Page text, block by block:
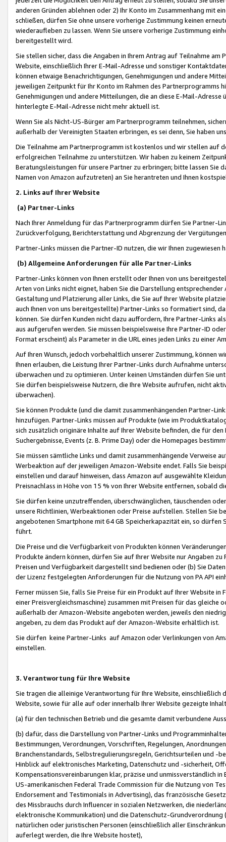
anderen Gründen ablehnen oder 2) Ihr Konto im Zusammenhang mit
schließen, dürfen Sie ohne unsere vorherige Zustimmung keinen
wiederaufleben zu lassen. Wenn Sie unsere vorherige Zustimmung
bereitgestellt wird.
Sie stellen sicher, dass die Angaben in Ihrem Antrag auf Teilnahme
Website, einschließlich Ihrer E-Mail-Adresse und sonstiger
können etwaige Benachrichtigungen, Genehmigungen und andere
jeweiligen Zeitpunkt für Ihr Konto im Rahmen des Partnerprogramms
Genehmigungen und andere Mitteilungen, die an diese E-Mail-
hinterlegte E-Mail-Adresse nicht mehr aktuell ist.
Wenn Sie als Nicht-US-Bürger am Partnerprogramm teilnehmen,
außerhalb der Vereinigten Staaten erbringen, es sei denn, Sie haben
Die Teilnahme am Partnerprogramm ist kostenlos und wir stellen auf
erfolgreichen Teilnahme zu unterstützen. Wir haben zu keinem
Beratungsleistungen für unsere Partner zu erbringen; bitte lassen Sie
Namen von Amazon aufzutreten) an Sie herantreten und Ihnen
2. Links auf Ihrer Website
(a) Partner-Links
Nach Ihrer Anmeldung für das Partnerprogramm dürfen Sie Partner-
Zurückverfolgung, Berichterstattung und Abgrenzung der
Partner-Links müssen die Partner-ID nutzen, die wir Ihnen zugewiesen
(b) Allgemeine Anforderungen für alle Partner-Links
Partner-Links können von Ihnen erstellt oder Ihnen von uns
Arten von Links nicht eignet, haben Sie die Darstellung
Gestaltung und Platzierung aller Links, die Sie auf Ihrer Website
auch Ihnen von uns bereitgestellte) Partner-Links so formatiert sind,
können. Sie dürfen Kunden nicht dazu auffordern, Ihre Partner-Links
aus aufgerufen werden. Sie müssen beispielsweise Ihre Partner-ID
Format erscheint) als Parameter in die URL eines jeden Links zu einer
Auf Ihren Wunsch, jedoch vorbehaltlich unserer Zustimmung, können
Ihnen erlauben, die Leistung Ihrer Partner-Links durch Aufnahme
überwachen und zu optimieren. Unter keinen Umständen dürfen Sie
Sie dürfen beispielsweise Nutzern, die Ihre Website aufrufen, nicht
überwachen).
Sie können Produkte (und die damit zusammenhängenden Partner-
hinzufügen. Partner-Links müssen auf Produkte (wie im
sich zusätzlich originäre Inhalte auf Ihrer Website befinden, die für
Suchergebnisse, Events (z. B. Prime Day) oder die Homepages
Sie müssen sämtliche Links und damit zusammenhängende
Werbeaktion auf der jeweiligen Amazon-Website endet. Falls Sie
einstellen und darauf hinweisen, dass Amazon auf ausgewählte
Preisnachlass in Höhe von 15 % von Ihrer Website entfernen, sobald
Sie dürfen keine unzutreffenden, überschwänglichen, täuschenden
unsere Richtlinien, Werbeaktionen oder Preise aufstellen. Stellen Sie
angebotenen Smartphone mit 64 GB Speicherkapazität ein, so dürfen
führt.
Die Preise und die Verfügbarkeit von Produkten können
Produkte ändern können, dürfen Sie auf Ihrer Website nur Angaben
Preisen und Verfügbarkeit dargestellt sind bedienen oder (b) Sie
der Lizenz festgelegten Anforderungen für die Nutzung von PA API
Ferner müssen Sie, falls Sie Preise für ein Produkt auf Ihrer Website
einer Preisvergleichsmaschine) zusammen mit Preisen für das
außerhalb der Amazon-Website angeboten werden, jeweils den
angeben, zu dem das Produkt auf der Amazon-Website erhältlich ist.
Sie dürfen keine Partner-Links auf Amazon oder Verlinkungen von
einstellen.
3. Verantwortung für Ihre Website
Sie tragen die alleinige Verantwortung für Ihre Website,
Website, sowie für alle auf oder innerhalb Ihrer Website gezeigte
(a) für den technischen Betrieb und die gesamte damit verbundene
(b) dafür, dass die Darstellung von Partner-Links und
Bestimmungen, Verordnungen, Vorschriften, Regelungen,
Branchenstandards, Selbstregulierungsregeln, Gerichtsurteilen und -
Hinblick auf elektronisches Marketing, Datenschutz und -sicherheit,
Kompensationsvereinbarungen klar, präzise und unmissverständlich
US-amerikanischen Federal Trade Commission für die Nutzung von
Endorsement and Testimonials in Advertising), das französische
des Missbrauchs durch Influencer in sozialen Netzwerken, die
elektronische Kommunikation) und die Datenschutz-
natürlichen oder juristischen Personen (einschließlich aller
auferlegt werden, die Ihre Website hostet),